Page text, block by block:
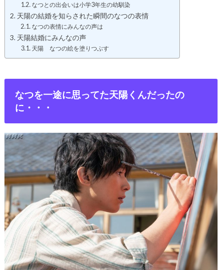
なつとの出会いは小学3年生の幼馴染
天陽の結婚を知らされた瞬間のなつの表情
なつの表情にみんなの声は
天陽結婚にみんなの声
天陽 なつの絵を塗りつぶす
なつを一途に思ってた天陽くんだったの
に・・・